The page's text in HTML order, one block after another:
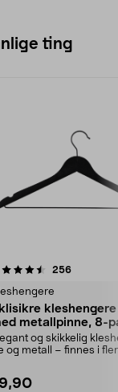
ting
256
metallpinne, 8-
og skikkelig
og metall – finnes i
4.5av 5 stjerner